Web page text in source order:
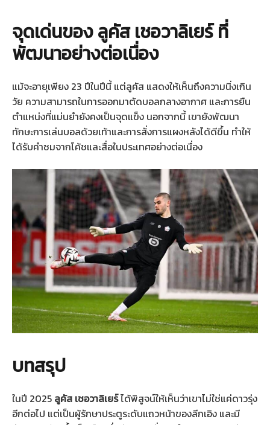
จุดเด่นของลูคัส เชอวาลิเยร์ที่
พัฒนาอย่างต่อเนื่อง
แม้จะอายุเพียง 23 ปีในปีนี้ แต่ลูคัส แสดงให้เห็นถึงความนิ่งเกิน
วัย ความสามารถในการออกมาตัดบอลกลางอากาศ และการยืน
ตำแหน่งที่แม่นยำยังคงเป็นจุดแข็ง นอกจากนี้ เขายังพัฒนา
ทักษะการเล่นบอลด้วยเท้าและการสั่งการแผงหลังได้ดีขึ้น ทำให้
ได้รับคำชมจากโค้ชและสื่อในประเทศอย่างต่อเนื่อง
บทสรุป
ในปี 2025 ลูคัส เชอวาลิเยร์ได้พิสูจน์ให้เห็นว่าเขาไม่ใช่แค่ดาวรุ่ง
อีกต่อไป แต่เป็นผู้รักษาประตูระดับแถวหน้าของลีกเอิง และมี